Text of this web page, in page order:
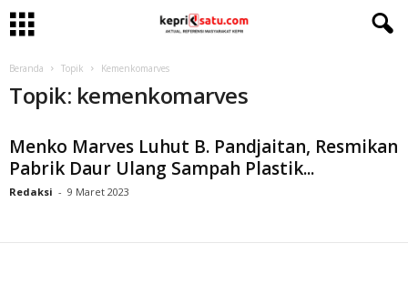
Beranda Topik Kemenkomarves
Topik: kemenkomarves
Menko Marves Luhut B. Pandjaitan, Resmikan
Pabrik Daur Ulang Sampah Plastik...
Redaksi - 9 Maret 2023